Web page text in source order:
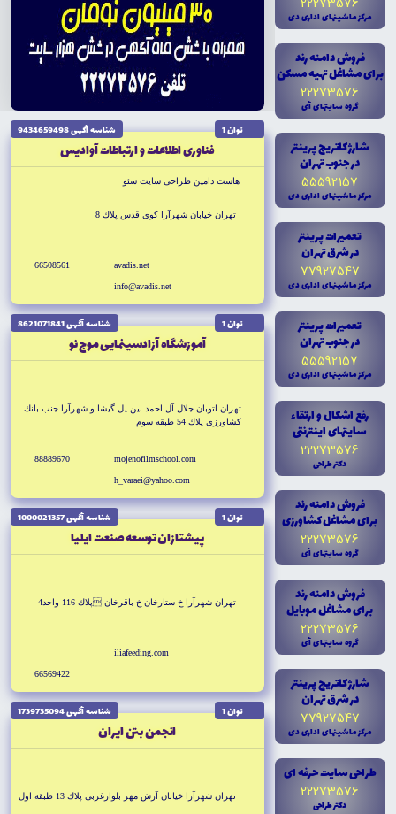
مرکز ماشينهاى ادارى دى
فروش دامنه رند
براى مشاغل تهيه مسکن
22273576
گروه سايتهاى آى
شارژ کاتريج پرينتر
در جنوب تهران
55592157
مرکز ماشينهاى ادارى دى
تعميرات پرينتر
در شرق تهران
77927547
مرکز ماشينهاى ادارى دى
تعميرات پرينتر
در جنوب تهران
55592157
مرکز ماشينهاى ادارى دى
رفع اشکال و ارتقاء
سايتهاى اينترنتى
22273576
دکتر طراحى
فروش دامنه رند
براى مشاغل کشاورزى
22273576
گروه سايتهاى آى
فروش دامنه رند
براى مشاغل موبايل
22273576
گروه سايتهاى آى
شارژ کاتريج پرينتر
در شرق تهران
77927547
مرکز ماشينهاى ادارى دى
طراحى سايت حرفه اى
22273576
دکتر طراحى
توان 1 شناسه آگهى 9434659498
فناورى اطلاعات و ارتباطات آواديس
هاست دامين طراحى سايت سئو
تهران خيابان شهرآرا كوى قدس پلاك 8
avadis.net
info@avadis.net
66508561
توان 1 شناسه آگهى 8621071841
آموزشگاه آزادسينمايى موج نو
تهران اتوبان جلال آل احمد بين پل گيشا و شهرآرا جنب بانك
كشاورزى پلاك 54 طبقه سوم
mojenofilmschool.com
h_varaei@yahoo.com
88889670
توان 1 شناسه آگهى 1000021357
پيشتازان توسعه صنعت ايليا
تهران شهرآرا خ ستارخان خ باقرخان پلاك 116 واحد4
iliafeeding.com
66569422
توان 1 شناسه آگهى 1739735094
انجمن بتن ايران
تهران شهرآرا خيابان آرش مهر بلوارغربى پلاك 13 طبقه اول